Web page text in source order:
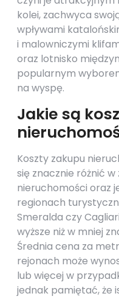
kolei, zachwyca
wpływami
i malowniczymi
oraz lotnisko
popularnym
na wyspę.
Jakie są
Koszty zakupu
się znacznie różnić
nieruchomości oraz
regionach
Smeralda czy
wyższe niż w mniej
Średnia cena za
rejonach może
lub więcej w
jednak pamiętać, że